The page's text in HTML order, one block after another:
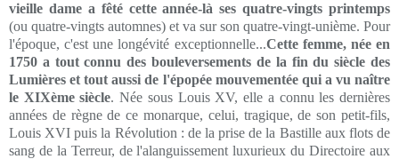
vieille dame a fêté cette année-là ses quatre-vingts printemps
(ou quatre-vingts automnes) et va sur son quatre-vingt-unième. Pour
l'époque, c'est une longévité exceptionnelle...Cette femme, née en
1750 a tout connu des bouleversements de la fin du siècle des
Lumières et tout aussi de l'épopée mouvementée qui a vu naître
le XIXème siècle. Née sous Louis XV, elle a connu les dernières
années de règne de ce monarque, celui, tragique, de son petit-fils,
Louis XVI puis la Révolution : de la prise de la Bastille aux flots de
sang de la Terreur, de l'alanguissement luxurieux du Directoire aux